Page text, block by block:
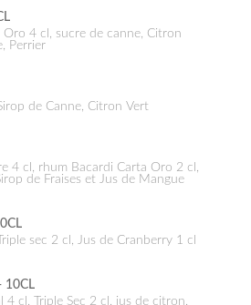
Perrier
de Canne, Citron Vert
de Fraises et Jus de Mangue
sec 2 cl, Jus de Cranberry 1 cl
10CL